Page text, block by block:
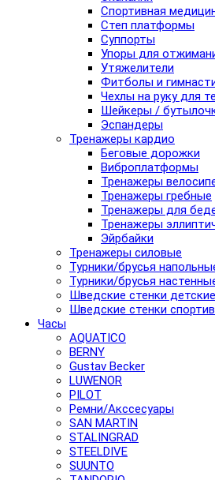
Спортивная
Степ платформы
Суппорты
Упоры для
Утяжелители
Фитболы и
Чехлы на руку для
Шейкеры /
Эспандеры
Тренажеры кардио
Беговые дорожки
Виброплатформы
Тренажеры
Тренажеры гребные
Тренажеры для
Тренажеры
Эйрбайки
Тренажеры силовые
Турники/брусья
Турники/брусья
Шведские стенки
Шведские стенки
Часы
AQUATICO
BERNY
Gustav Becker
LUWENOR
PILOT
Pемни/Акссесуары
SAN MARTIN
STALINGRAD
STEELDIVE
SUUNTO